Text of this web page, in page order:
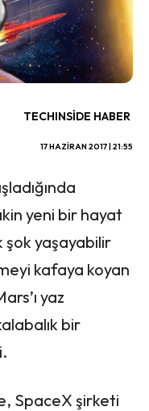
TECHINSIDE HABER
17 HAZIRAN 2017 | 21:55
yeni bir hayat
şok yaşayabilir
kafaya koyan
yaz
bir
SpaceX şirketi